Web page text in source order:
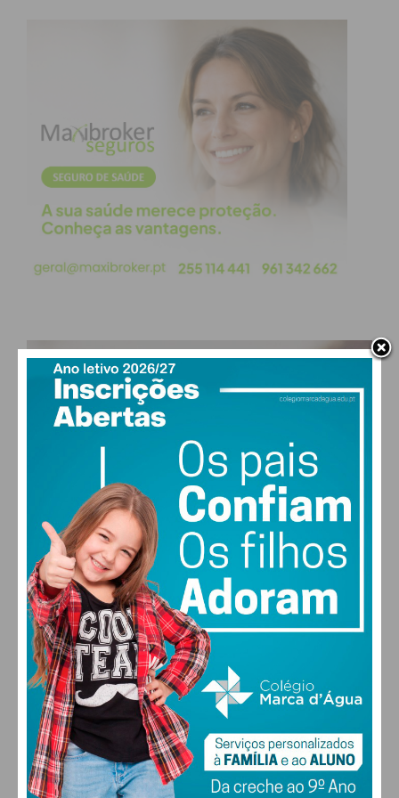
ver estas creches a funcionar e a servir a população
o mais rápido possível”, concluiu.
Subscreva a newsletter do
Imediato
Eu li e concordo com ostermos e
condições
PAÇOS DE FERREIRA
18°
clear sky
MAX 18 • MIN 18
30°
SEX
28
SÁB
27 °
DOM
29 °
SEG
FARMACIAS DE SERVIÇO EM PAÇOS DE
FERREIRA